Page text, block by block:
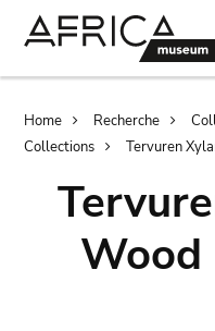
Home Recherche
Collections
Tervuren
Wood